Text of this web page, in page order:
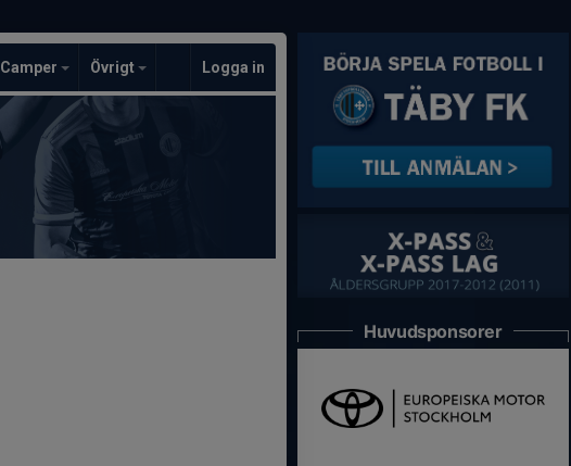
Camper Övrigt Logga in
Huvudsponsorer